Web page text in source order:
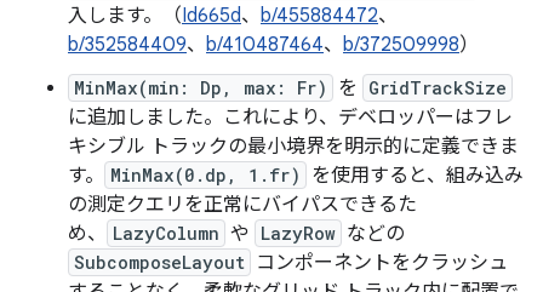
入します。（Id665d、 b/455884472、
b/352584409、 b/410487464、 b/372509998）
MinMax(min: Dp, max: Fr) を GridTrackSize
に追加しました。これにより、デベロッパーはフレ
キシブル トラックの最小境界を明示的に定義できま
す。
MinMax(0.dp, 1.fr)
を使用すると、組み込み
の測定クエリを正常にバイパスできるた
め、
LazyColumn や LazyRow などの
SubcomposeLayout コンポーネントをクラッシュ